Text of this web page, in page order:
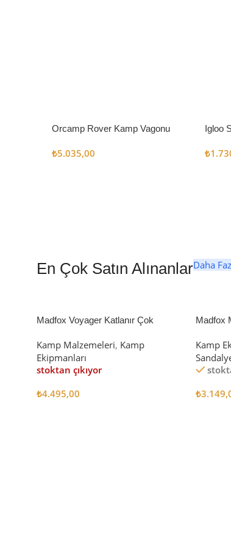
Orcamp Rover Kamp Vagonu
₺5.035,00
Igloo
₺
En Çok Satın AlınanlarDaha
Madfox Voyager Katlanır Çok
BLACK
Kamp Malzemeleri, Kamp
Ekipmanları
stoktan çıkıyor
₺4.495,00
Madfox
Kamp
₺